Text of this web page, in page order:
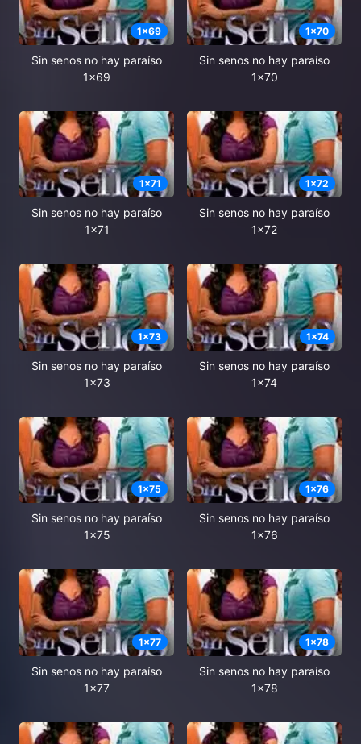
1x69
Sin senos no hay paraíso
1x69
1x70
Sin senos no hay paraíso
1x70
1x71
Sin senos no hay paraíso
1x71
1x72
Sin senos no hay paraíso
1x72
1x73
Sin senos no hay paraíso
1x73
1x74
Sin senos no hay paraíso
1x74
1x75
Sin senos no hay paraíso
1x75
1x76
Sin senos no hay paraíso
1x76
1x77
Sin senos no hay paraíso
1x77
1x78
Sin senos no hay paraíso
1x78